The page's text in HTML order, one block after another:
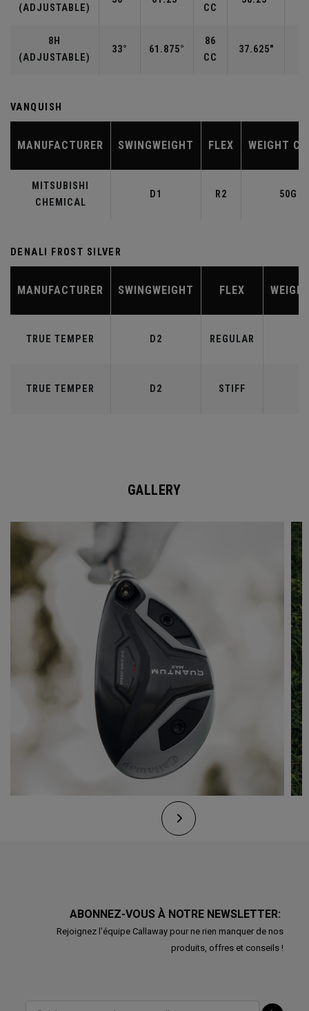
(ADJUSTABLE) CC
8H
(ADJUSTABLE)
33° 61.875°
86
CC
37.625"
VANQUISH
MANUFACTURER SWINGWEIGHT FLEX WEIGHT
MITSUBISHI
CHEMICAL
D1 R2 50G
DENALI FROST SILVER
MANUFACTURER SWINGWEIGHT FLEX
TRUE TEMPER D2 REGULAR
TRUE TEMPER D2 STIFF
GALLERY
ABONNEZ-VOUS À NOTRE NEWSLETTER:
Rejoignez l'équipe Callaway pour ne rien manquer de nos
produits, offres et conseils !